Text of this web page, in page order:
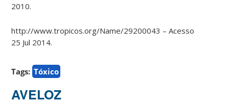
2010.
http://www.tropicos.org/Name/29200043 – Acesso
25 Jul 2014.
Tags: Tóxico
AVELOZ